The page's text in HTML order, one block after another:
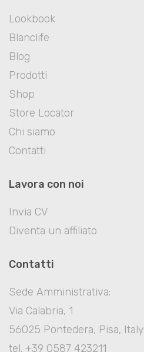
Lookbook
Blanclife
Blog
Prodotti
Shop
Store Locator
Chi siamo
Contatti
Lavora con noi
Invia CV
Diventa un affiliato
Contatti
Sede Amministrativa:
Via Calabria, 1
56025 Pontedera, Pisa, Italy
tel. +39 0587 423211